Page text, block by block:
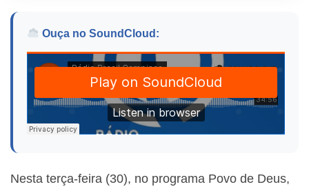
Ouça no SoundCloud:
Nesta terça-feira (30), no programa Povo de Deus,